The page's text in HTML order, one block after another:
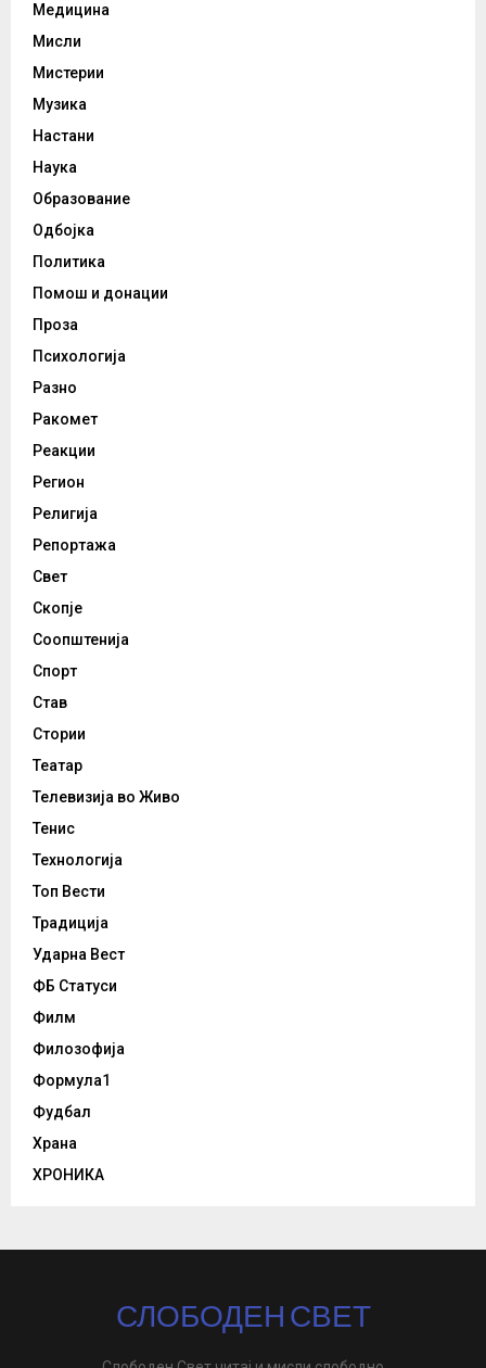
Медицина
Мисли
Мистерии
Музика
Настани
Наука
Образование
Одбојка
Политика
Помош и донации
Проза
Психологија
Разно
Ракомет
Реакции
Регион
Религија
Репортажа
Свет
Скопје
Соопштенија
Спорт
Став
Стории
Театар
Телевизија во Живо
Тенис
Технологија
Топ Вести
Традиција
Ударна Вест
ФБ Статуси
Филм
Филозофија
Формула1
Фудбал
Храна
ХРОНИКА
СЛОБОДЕН СВЕТ